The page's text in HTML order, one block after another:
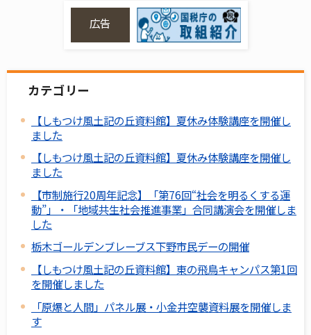
広告
カテゴリー
【しもつけ風土記の丘資料館】夏休み体験講座を開催し
ました
【しもつけ風土記の丘資料館】夏休み体験講座を開催し
ました
【市制施行20周年記念】「第76回“社会を明るくする運
動”」・「地域共生社会推進事業」合同講演会を開催しま
した
栃木ゴールデンブレーブス下野市民デーの開催
【しもつけ風土記の丘資料館】東の飛鳥キャンパス第1回
を開催しました
「原爆と人間」パネル展・小金井空襲資料展を開催しま
す